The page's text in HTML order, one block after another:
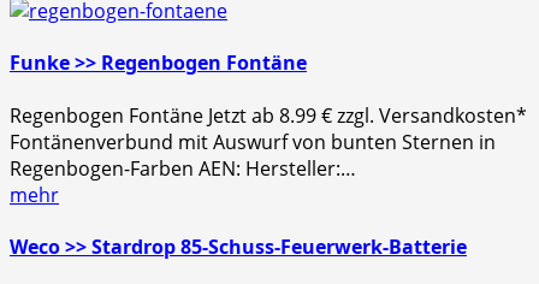
Funke >> Regenbogen Fontäne
Regenbogen Fontäne Jetzt ab 8.99 € zzgl. Versandkosten*
Fontänenverbund mit Auswurf von bunten Sternen in
Regenbogen-Farben AEN: Hersteller:…
mehr
Weco >> Stardrop 85-Schuss-Feuerwerk-Batterie